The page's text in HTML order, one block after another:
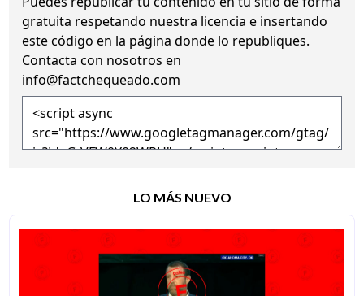
gratuita respetando nuestra licencia e insertando
este código en la página donde lo republiques.
Contacta con nosotros en
info@factchequeado.com
LO MÁS NUEVO